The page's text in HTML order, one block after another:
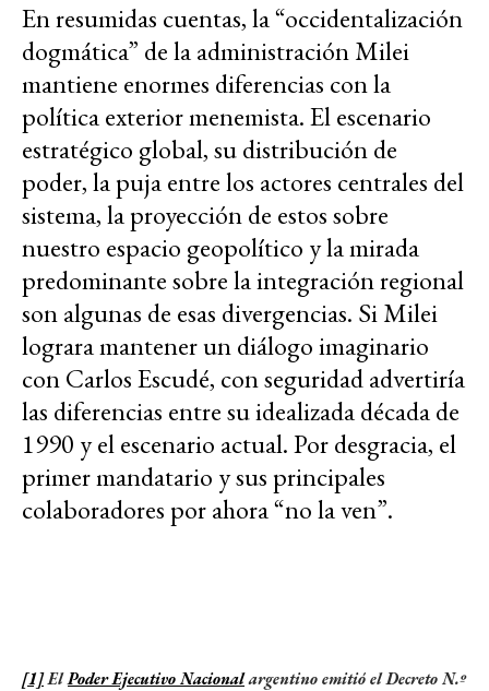
En resumidas cuentas, la “occidentalización
dogmática” de la administración Milei
mantiene enormes diferencias con la
política exterior menemista. El escenario
estratégico global, su distribución de
poder, la puja entre los actores centrales del
sistema, la proyección de estos sobre
nuestro espacio geopolítico y la mirada
predominante sobre la integración regional
son algunas de esas divergencias. Si Milei
lograra mantener un diálogo imaginario
con Carlos Escudé, con seguridad advertiría
las diferencias entre su idealizada década de
1990 y el escenario actual. Por desgracia, el
primer mandatario y sus principales
colaboradores por ahora “no la ven”.
[1]ElPoder Ejecutivo Nacionalargentino emitió el Decreto N.º